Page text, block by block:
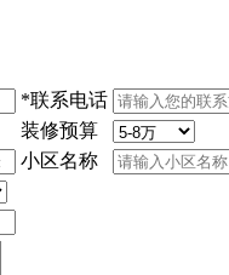
*联系电话
装修预算
小区名称